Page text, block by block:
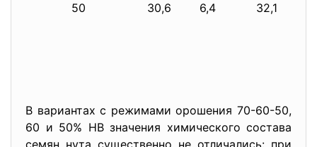
50 30,6 6,4 32,1
В вариантах с режимами орошения 70-60-50,
60 и 50% НВ значения химического состава
семян нута существенно не отличались: при